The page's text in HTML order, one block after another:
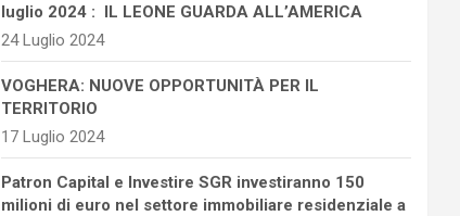
luglio 2024 : IL LEONE GUARDA ALL’AMERICA
24 Luglio 2024
VOGHERA: NUOVE OPPORTUNITÀ PER IL
TERRITORIO
17 Luglio 2024
Patron Capital e Investire SGR investiranno 150
milioni di euro nel settore immobiliare residenziale a